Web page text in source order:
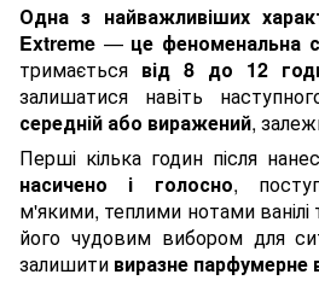
Одна з найважливіших
Extreme — це феноменальна
тримається від 8 до 12
залишатися навіть
середній або виражений,
Перші кілька годин після
насичено і голосно,
м'якими, теплими нотами
його чудовим вибором для
залишити виразне парфумерне